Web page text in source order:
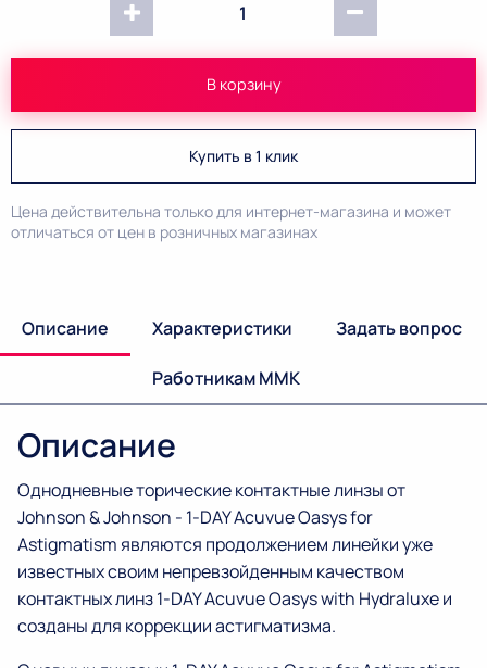
1
В корзину
Купить в 1 клик
Цена действительна только для интернет-магазина и может
отличаться от цен в розничных магазинах
Описание Характеристики Задать вопрос
Работникам ММК
Описание
Однодневные торические контактные линзы от
Johnson & Johnson - 1-DAY Acuvue Oasys for
Astigmatism являются продолжением линейки уже
известных своим непревзойденным качеством
контактных линз 1-DAY Acuvue Oasys with Hydraluxe и
созданы для коррекции астигматизма.